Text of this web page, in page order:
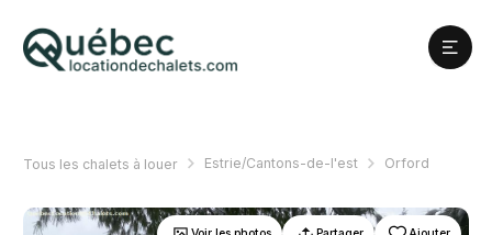
Tous les chalets à louer Estrie/Cantons-de-l'est Orford